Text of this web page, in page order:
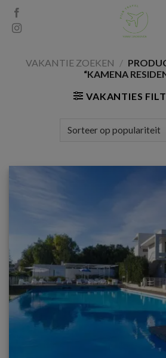
Skip
content
VAKANTIE ZOEKEN /
“KAMENA
VAKANTIES